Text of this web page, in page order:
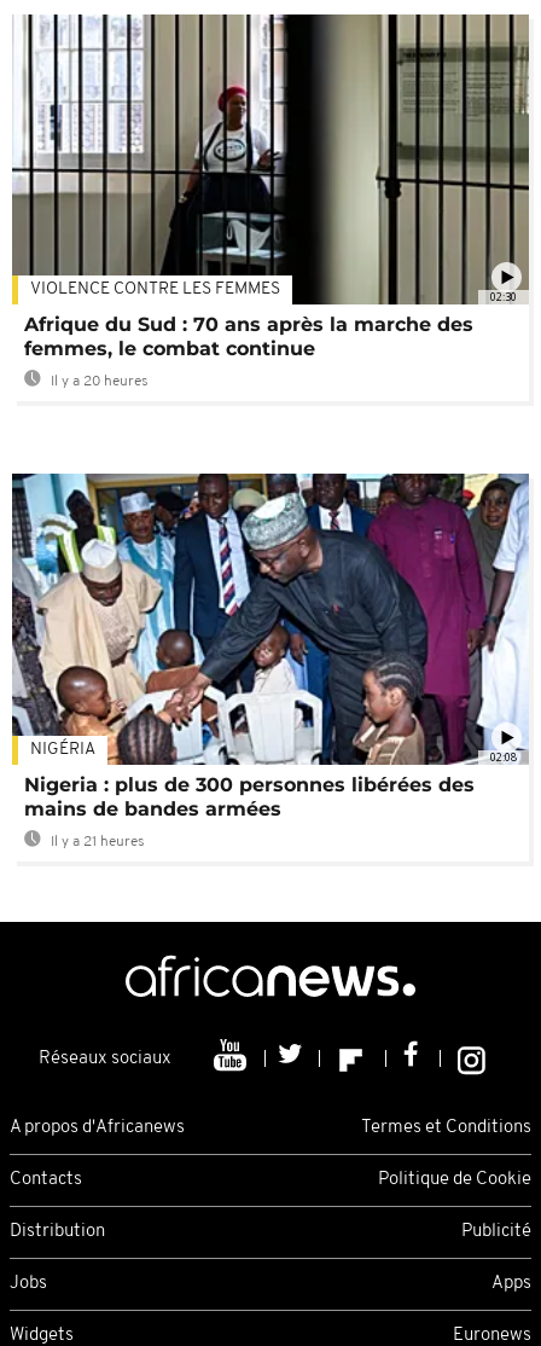
02:30
VIOLENCE CONTRE LES FEMMES
Afrique du Sud : 70 ans après la marche des
femmes, le combat continue
Il y a 20 heures
02:08
NIGÉRIA
Nigeria : plus de 300 personnes libérées des
mains de bandes armées
Il y a 21 heures
Réseaux sociaux
A propos d'Africanews Termes et Conditions
Contacts Politique de Cookie
Distribution Publicité
Jobs Apps
Widgets Euronews